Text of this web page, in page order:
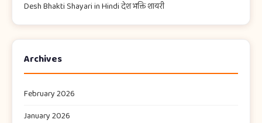
Desh Bhakti Shayari in Hindi देश भक्ति शायरी
Archives
February 2026
January 2026